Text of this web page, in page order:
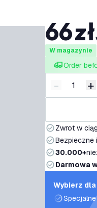
66zł
W magazynie
Order
Zmniejsz
- +
Zwrot w
Bezpieczne
30.000+
Darmowa
Wybierz